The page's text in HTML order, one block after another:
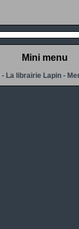
Mini menu
-La librairie Lapin -